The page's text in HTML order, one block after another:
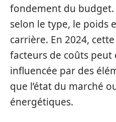
fondement du
selon le type, le poids
carrière. En 2024,
facteurs de coûts
influencée par des
que l’état du marché
énergétiques.